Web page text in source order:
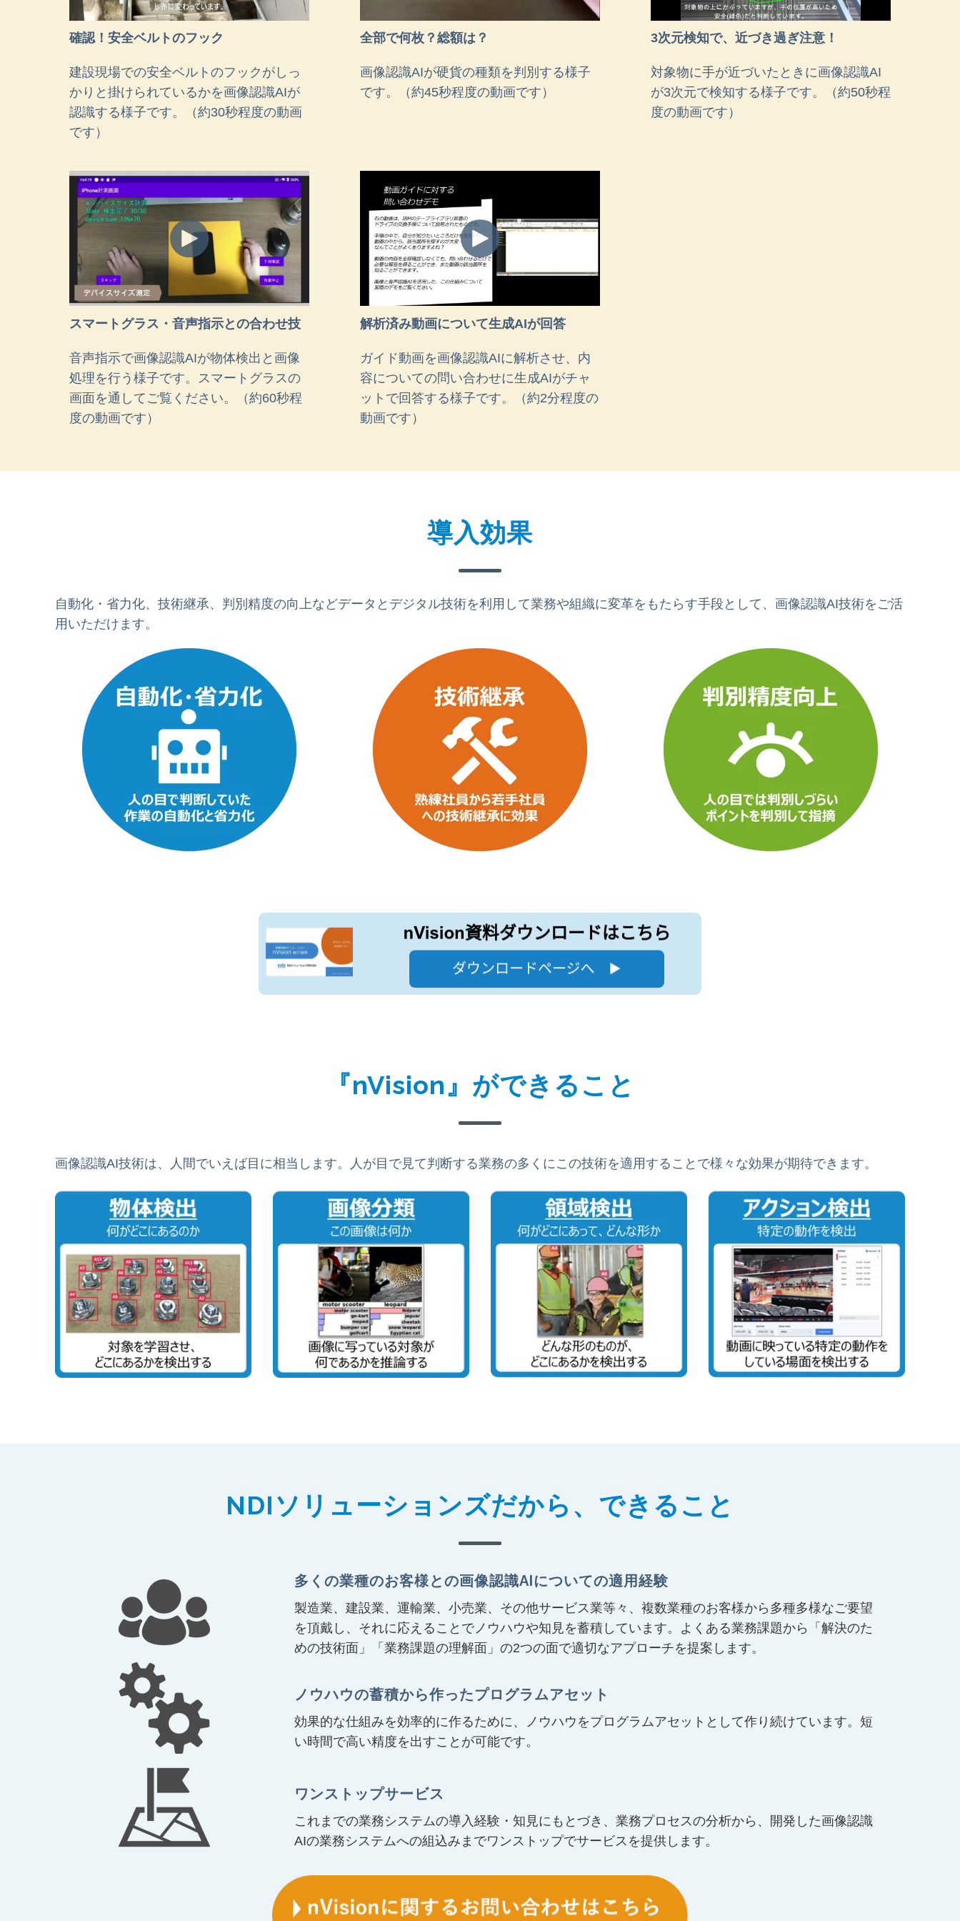
確認！安全ベルトのフック
建設現場での安全ベルトのフックがしっ
かりと掛けられているかを画像認識AIが
認識する様子です。
（約30秒程度の動画
です）
全部で何枚？総額は？
画像認識AIが硬貨の種類を判別する様子
です。（約45秒程度の動画です）
3次元検知で、近づき過ぎ注意！
対象物に手が近づいたときに画像認識AI
が3次元で検知する様子です。（約50秒程
度の動画です）
スマートグラス・音声指示との合わせ技
音声指示で画像認識AIが物体検出と画像
処理を行う様子です。スマートグラスの
画面を通してご覧ください。
（約60秒程
度の動画です）
解析済み動画について生成AIが回答
ガイド動画を画像認識AIに解析させ、内
容についての問い合わせに生成AIがチャ
ットで回答する様子です。（約2分程度の
動画です）
導入効果
自動化・省力化、技術継承、判別精度の向上などデータとデジタル技術を利用して業務や組織に変革をもたらす手段として、画像認識AI技術をご活
用いただけます。
『nVision』ができること
画像認識AI技術は、人間でいえば目に相当します。人が目で見て判断する業務の多くにこの技術を適用することで様々な効果が期待できます。
NDIソリューションズだから、できること
多くの業種のお客様との画像認識AIについての適用経験
製造業、建設業、運輸業、小売業、その他サービス業等々、複数業種のお客様から多種多様なご要望
を頂戴し、それに応えることでノウハウや知見を蓄積しています。よくある業務課題から「解決のた
めの技術面」「業務課題の理解面」の2つの面で適切なアプローチを提案します。
ノウハウの蓄積から作ったプログラムアセット
効果的な仕組みを効率的に作るために、ノウハウをプログラムアセットとして作り続けています。短
い時間で高い精度を出すことが可能です。
ワンストップサービス
これまでの業務システムの導入経験・知見にもとづき、業務プロセスの分析から、開発した画像認識
AIの業務システムへの組込みまでワンストップでサービスを提供します。